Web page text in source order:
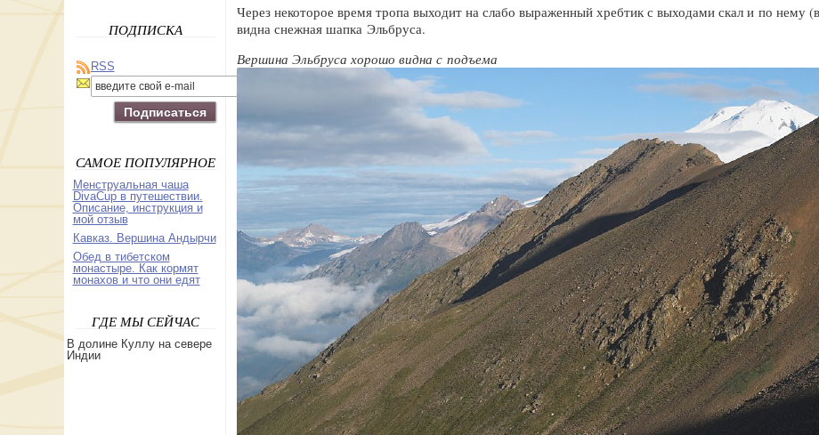
Через некоторое время тропа выходит на слабо выраженный хребтик с выходами скал и по нему
видна снежная шапка Эльбруса.
Вершина Эльбруса хорошо видна с подъема
ПОДПИСКА
RSS
САМОЕ ПОПУЛЯРНОЕ
Менструальная чаша
DivaСup в путешествии.
Описание, инструкция и
мой отзыв
Кавказ. Вершина Андырчи
Обед в тибетском
монастыре. Как кормят
монахов и что они едят
ГДЕ МЫ СЕЙЧАС
В долине Куллу на севере
Индии